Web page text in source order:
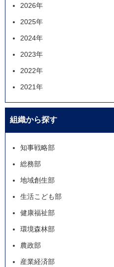
2026年
2025年
2024年
2023年
2022年
2021年
組織から探す
知事戦略部
総務部
地域創生部
生活こども部
健康福祉部
環境森林部
農政部
産業経済部